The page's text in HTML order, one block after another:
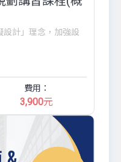
設計」理念，加強設
費用：
3,900元